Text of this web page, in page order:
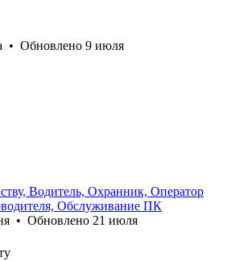
• Обновлено 9 июля
Водитель, Охранник, Оператор
Обслуживание ПК
• Обновлено 21 июля